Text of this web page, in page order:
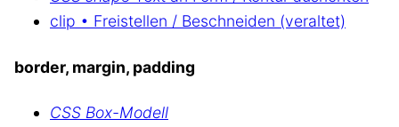
clip • Freistellen / Beschneiden (veraltet)
border, margin, padding
CSS Box-Modell